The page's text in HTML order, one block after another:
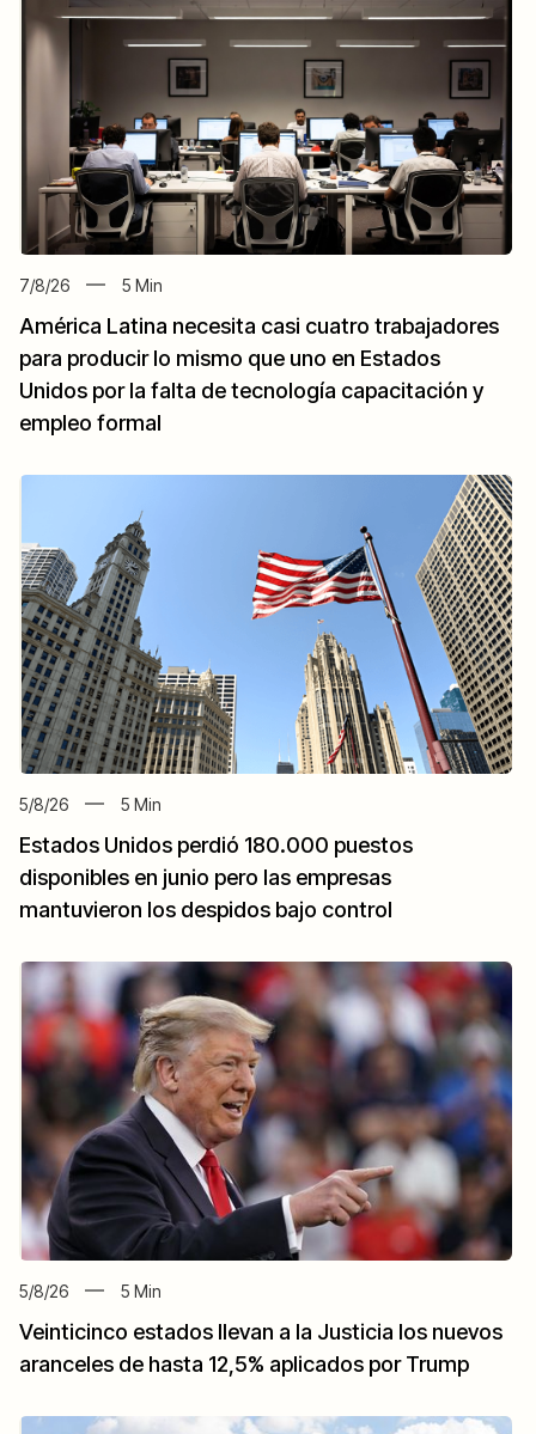
7/8/26 5 Min
América Latina necesita casi cuatro trabajadores
para producir lo mismo que uno en Estados
Unidos por la falta de tecnología capacitación y
empleo formal
5/8/26 5 Min
Estados Unidos perdió 180.000 puestos
disponibles en junio pero las empresas
mantuvieron los despidos bajo control
5/8/26 5 Min
Veinticinco estados llevan a la Justicia los nuevos
aranceles de hasta 12,5% aplicados por Trump